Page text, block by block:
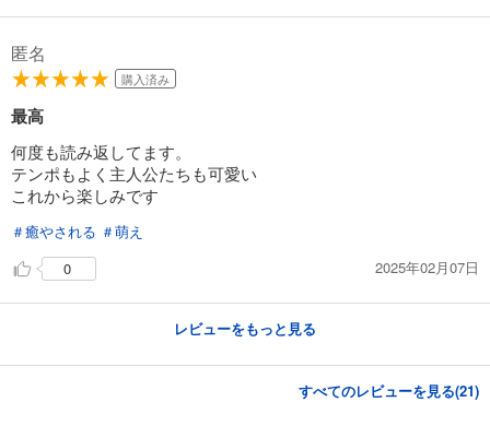
匿名
購入済み
最高
何度も読み返してます。
テンポもよく主人公たちも可愛い
これから楽しみです
＃癒やされる ＃萌え
0
2025年02月07日
レビューをもっと見る
すべてのレビューを見る(21)